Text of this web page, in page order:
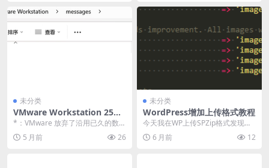
未分类
VMware Workstation 25H2
中文设置教程
*：VMware 放弃了沿用已久的数字
版本号（如 17.6.X），转而采用与
微软...5 月前 26
未分类
WordPress增加上传格式教程
今天我在WP上传SPZip格式发现无
法上传，想必其他人会遇到类似的
问题，所以我做...
6 月前 12